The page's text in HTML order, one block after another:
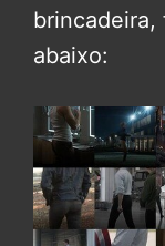
brincadeira,
abaixo: